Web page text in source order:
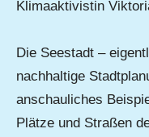
Klimaaktivistin
Die Seestadt –
nachhaltige
anschauliches
Plätze und Straßen